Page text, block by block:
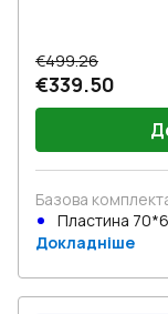
€499.26
€339.50
Базова
Пластина
Докладніше